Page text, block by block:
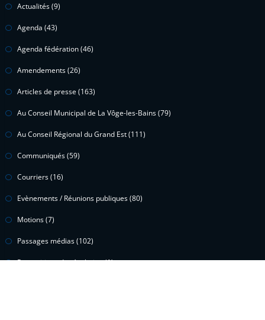
Actualités(9)
Agenda (43)
Agenda fédération(46)
Amendements(26)
Articles de presse (163)
Au Conseil Municipal de La Vôge-les-Bains(79)
Au Conseil Régional du Grand Est(111)
Communiqués(59)
Courriers(16)
Evènements / Réunions publiques(80)
Motions(7)
Passages médias(102)
Propositions de résolution(1)